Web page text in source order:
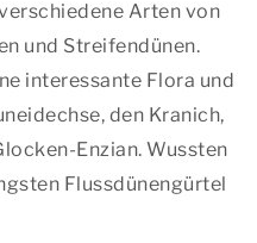
Arten von
und Streifendünen.
interessante Flora und
den Kranich,
Enzian. Wussten
Flussdünengürtel